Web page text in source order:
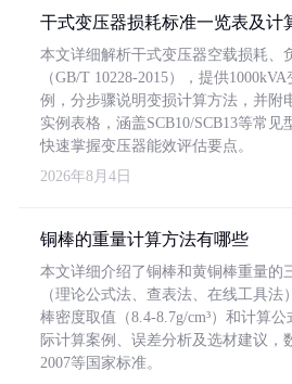
干式变压器损耗标准一览表及计
本文详细解析干式变压器空载损耗、
（GB/T 10228-2015），提供
例，分步骤说明变损计算方法，并附
实例表格，涵盖SCB10/SCB13等常见
快速掌握变压器能效评估要点。
2026年8月4日
铜棒的重量计算方法有哪些
本文详细介绍了铜棒和黄铜棒重量的
（理论公式法、查表法、在线工具法
棒密度取值（8.4-8.7g/cm³）和计算
际计算案例、误差分析及选材建议，
2007等国家标准。